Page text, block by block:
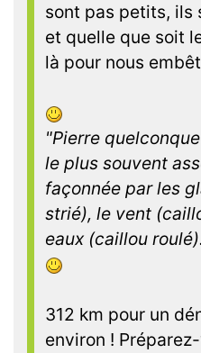
sont pas petits, ils
et quelle que soit
là pour nous
"Pierre
le plus souvent
façonnée par les
strié), le vent
eaux (caillou
312 km pour un
environ !